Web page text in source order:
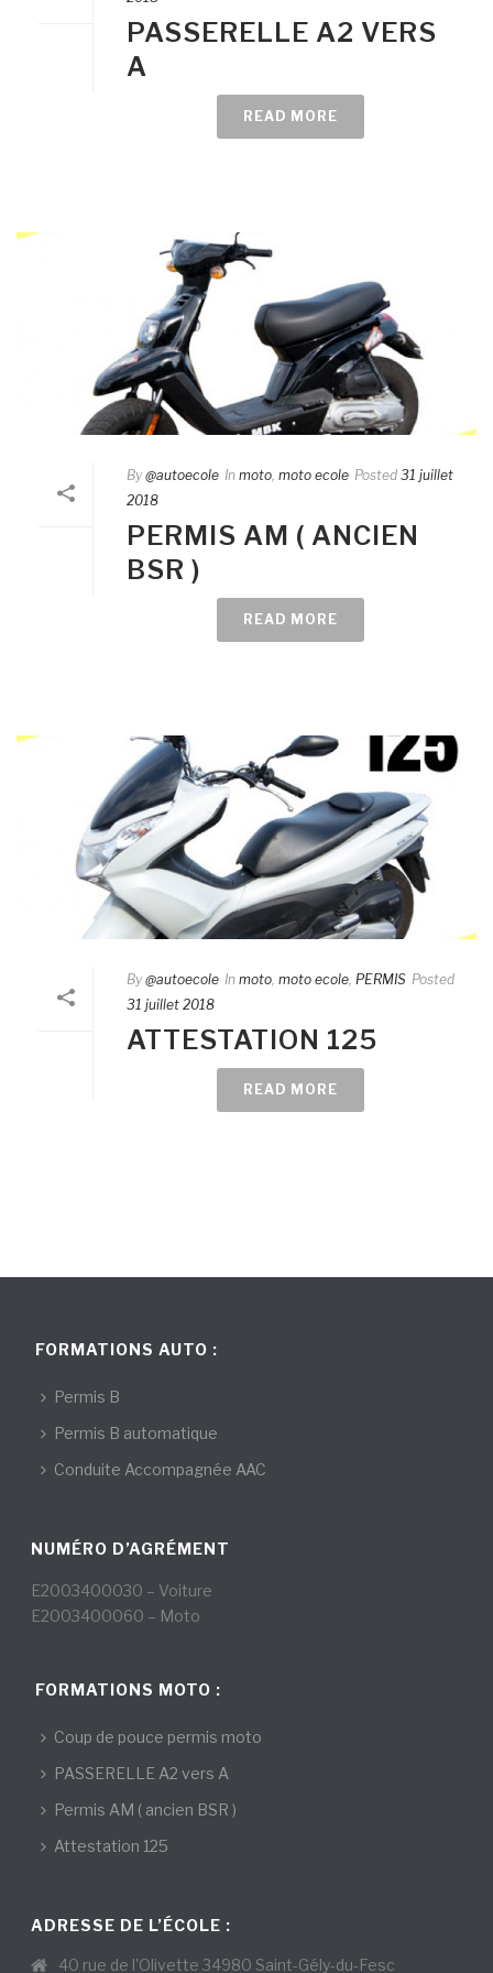
PASSERELLE A2 VERS
A
READ MORE
By @autoecole In moto, moto ecole Posted 31 juillet
2018
PERMIS AM ( ANCIEN
BSR )
READ MORE
By @autoecole In moto, moto ecole, PERMIS Posted
31 juillet 2018
ATTESTATION 125
READ MORE
FORMATIONS AUTO :
Permis B
Permis B automatique
Conduite Accompagnée AAC
NUMÉRO D’AGRÉMENT
E2003400030 – Voiture
E2003400060 – Moto
FORMATIONS MOTO :
Coup de pouce permis moto
PASSERELLE A2 vers A
Permis AM ( ancien BSR )
Attestation 125
ADRESSE DE L’ÉCOLE :
40 rue de l'Olivette 34980 Saint-Gély-du-Fesc